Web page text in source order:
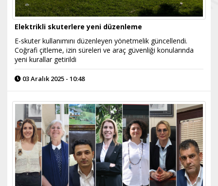
Elektrikli skuterlere yeni düzenleme
E-skuter kullanımını düzenleyen yönetmelik güncellendi.
Coğrafi çitleme, izin süreleri ve araç güvenliği konularında
yeni kurallar getirildi
03 Aralık 2025 - 10:48